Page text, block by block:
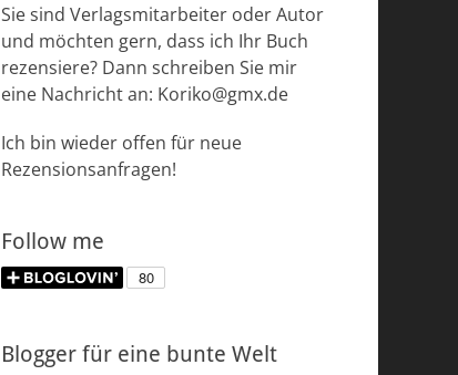
Sie sind Verlagsmitarbeiter oder Autor
und möchten gern, dass ich Ihr Buch
rezensiere? Dann schreiben Sie mir
eine Nachricht an: Koriko@gmx.de
Ich bin wieder offen für neue
Rezensionsanfragen!
Follow me
Blogger für eine bunte Welt